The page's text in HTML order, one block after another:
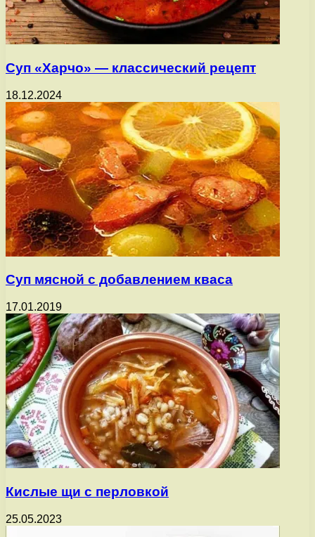
Суп «Харчо» — классический рецепт
18.12.2024
Суп мясной с добавлением кваса
17.01.2019
Кислые щи с перловкой
25.05.2023